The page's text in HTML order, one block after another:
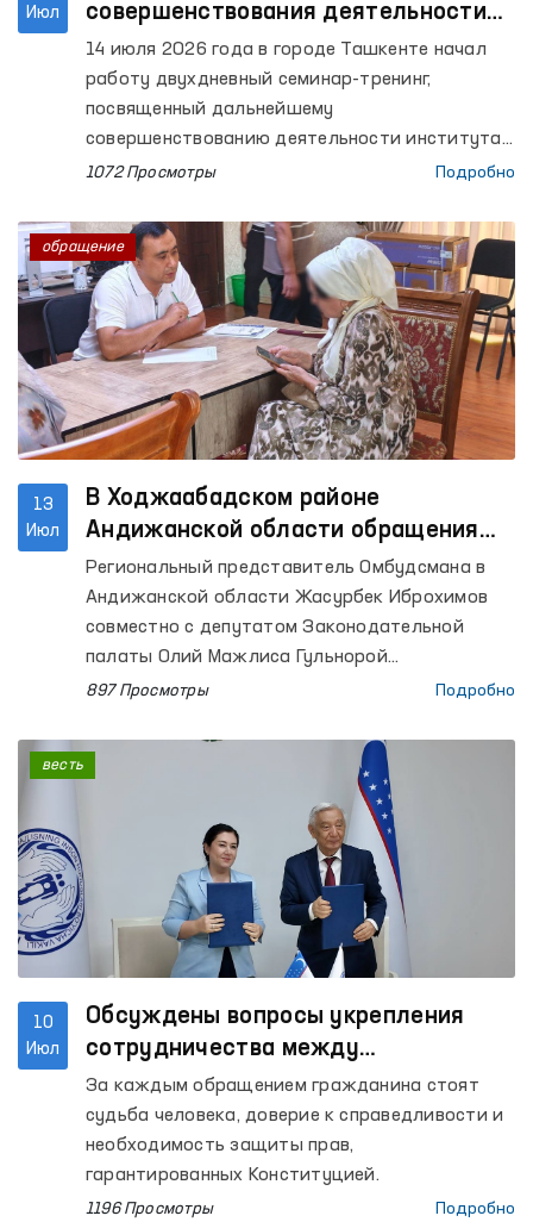
Июл
совершенствования деятельности
института Омбудсмана в
соответствии с требованиями
Глобального альянса национальных
правозащитных учреждений
(GANHRI)
14 июля 2026 года в городе Ташкенте начал
работу двухдневный семинар-тренинг,
посвященный дальнейшему
совершенствованию деятельности института
Уполномоченного Олий Мажлиса по правам
международных стандартов. Мероприятие
организовано в сотрудничестве с Управлением
Верховного комиссара ООН по правам человека
(OHCHR).
1072 Просмотры Подробно
13
Июл
В Ходжаабадском районе
Андижанской области обращения
граждан изучены на уровне местных
сообществ
Региональный представитель Омбудсмана в
Андижанской области Жасурбек Иброхимов
совместно с депутатом Законодательной
палаты Олий Мажлиса Гульнорой
Абдувохидовой организовал выездной приём в
с целью изучения обращений граждан на
месте.
897 Просмотры Подробно
обращение
10
Июл
Обсуждены вопросы укрепления
сотрудничества между
Омбудсманом и Конституционным
судом при рассмотрении обращений
граждан
За каждым обращением гражданина стоят
судьба человека, доверие к справедливости и
необходимость защиты прав,
гарантированных Конституцией.
1196 Просмотры Подробно
весть